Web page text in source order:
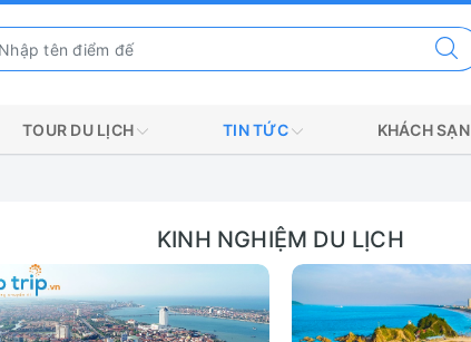
TOUR DU LỊCH TIN TỨC KHÁCH SẠN
KINH NGHIỆM DU LỊCH